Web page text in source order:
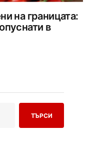
на границата:
в
ТЪРСИ